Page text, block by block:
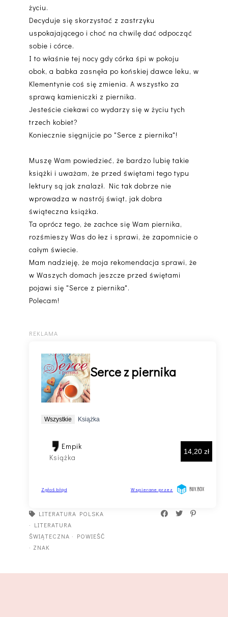
życiu.
Decyduje się skorzystać z zastrzyku
uspokajającego i choć na chwilę dać odpocząć
sobie i córce.
I to właśnie tej nocy gdy córka śpi w pokoju
obok, a babka zasnęła po końskiej dawce leku, w
Klementynie coś się zmienia. A wszystko za
sprawą kamieniczki z piernika.
Jesteście ciekawi co wydarzy się w życiu tych
trzech kobiet?
Koniecznie sięgnijcie po "Serce z piernika"!
Muszę Wam powiedzieć, że bardzo lubię takie
książki i uważam, że przed świętami tego typu
lektury są jak znalazł. Nic tak dobrze nie
wprowadza w nastrój świąt, jak dobra
świąteczna książka.
Ta oprócz tego, że zachce się Wam piernika,
rozśmieszy Was do łez i sprawi, że zapomnicie o
całym świecie.
Mam nadzieję, że moja rekomendacja sprawi, że
w Waszych domach jeszcze przed świętami
pojawi się "Serce z piernika".
Polecam!
LITERATURA POLSKA
· LITERATURA
ŚWIĄTECZNA · POWIEŚĆ
· ZNAK